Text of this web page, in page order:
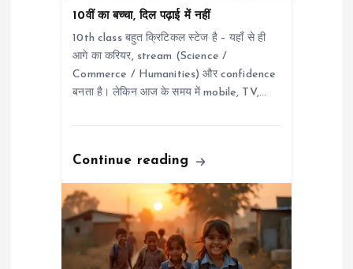
10वीं का बच्चा, दिल पढ़ाई में नहीं
10th class बहुत क्रिटिकल स्टेज है – यहाँ से ही
आगे का करियर, stream (Science /
Commerce / Humanities) और confidence
बनता है। लेकिन आज के समय में mobile, TV,…
Continue reading